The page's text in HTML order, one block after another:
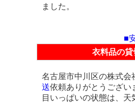
ました。
■
衣料品の
名古屋市中川区の株式会
送依頼ありがとうござい
目いっぱいの状態は、